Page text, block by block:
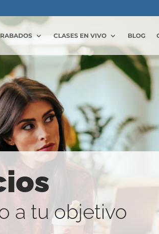
CLASES EN VIVO BLOG
a tu objetivo